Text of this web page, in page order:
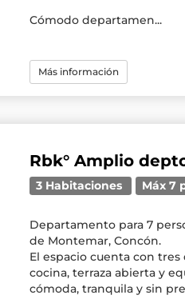
Cómodo departamen...
Más información
Rbk° Amplio
3 Habitaciones Máx 7
Departamento para 7
de Montemar, Concón.
El espacio cuenta con
cocina, terraza abierta y
cómoda, tranquila y sin